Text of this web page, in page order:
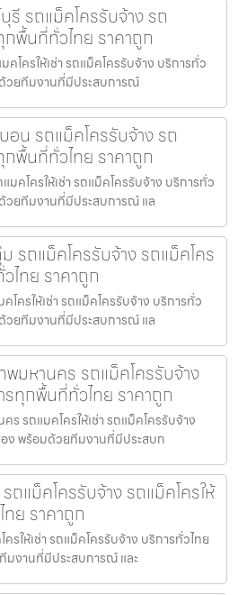
รี รถแม็คโครรับจ้าง รถ
กพื้นที่ทั่วไทย ราคาถูก
โครให้เช่า รถแม็คโครรับจ้าง บริการทั่ว
ด้วยทีมงานที่มีประสบการณ์
อน รถแม็คโครรับจ้าง รถ
กพื้นที่ทั่วไทย ราคาถูก
คโครให้เช่า รถแม็คโครรับจ้าง บริการทั่ว
วยทีมงานที่มีประสบการณ์ แล
รถแม็คโครรับจ้าง รถแม็คโคร
ไทย ราคาถูก
ครให้เช่า รถแม็คโครรับจ้าง บริการทั่ว
วยทีมงานที่มีประสบการณ์ แล
พมหานคร รถแม็คโครรับจ้าง
รทุกพื้นที่ทั่วไทย ราคาถูก
ร รถแมคโครให้เช่า รถแม็คโครรับจ้าง
อง พร้อมด้วยทีมงานที่มีประสบก
ถแม็คโครรับจ้าง รถแม็คโครให้
ย ราคาถูก
รให้เช่า รถแม็คโครรับจ้าง บริการทั่วไทย
มงานที่มีประสบการณ์ และ